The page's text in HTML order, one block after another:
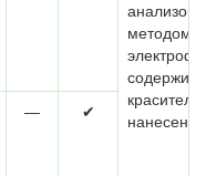
анализом
методом
содержит
краситель
— ✔